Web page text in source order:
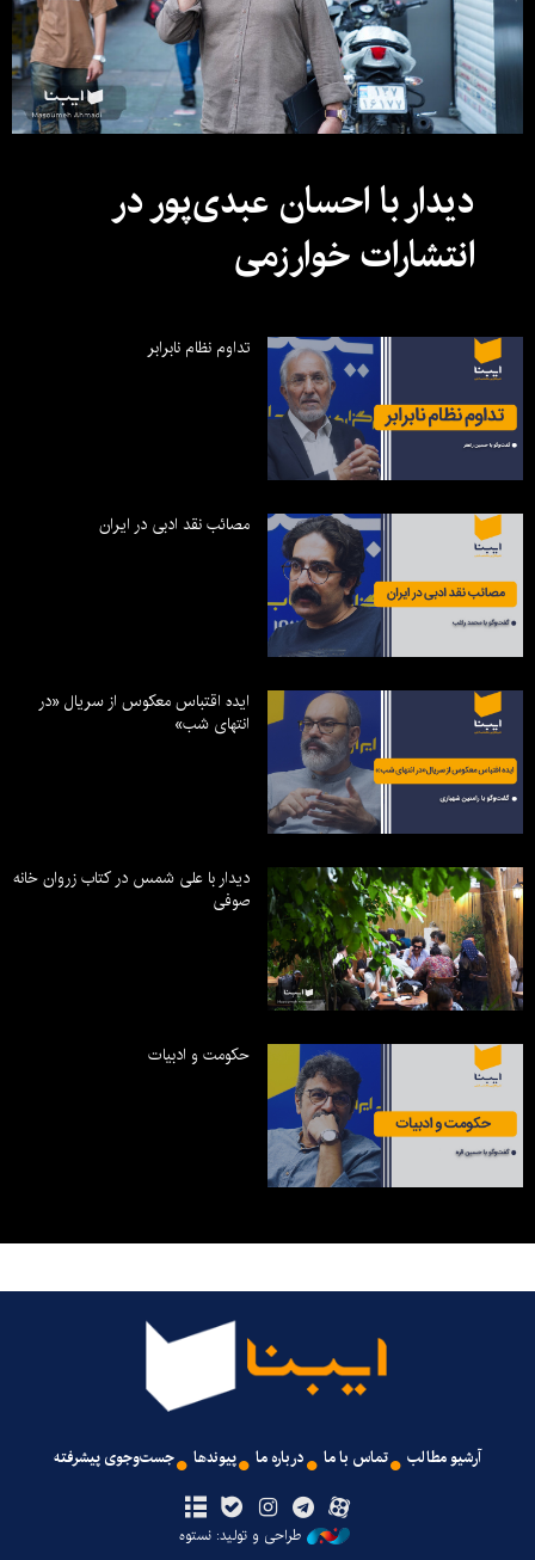
دیدار با احسان عبدی‌پور در
انتشارات خوارزمی
تداوم نظام نابرابر
مصائب نقد ادبی در ایران
ایده اقتباس معکوس از سریال «در
انتهای شب»
دیدار با علی شمس در کتاب زروان خانه
صوفی
حکومت و ادبیات
آرشیو مطالب تماس با ما درباره ما پیوندها جست‌وجوی پیشرفته
طراحی و تولید: نستوه